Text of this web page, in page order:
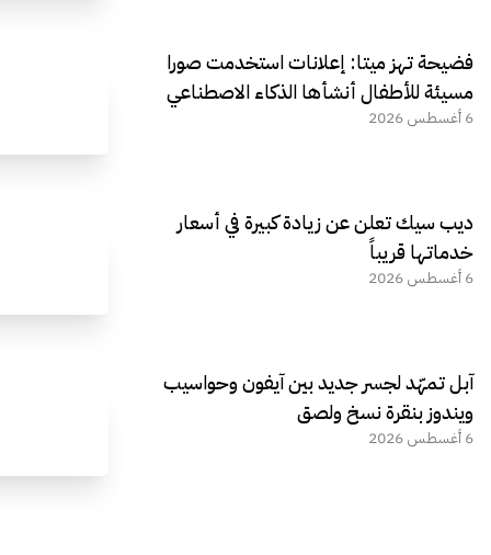
فضيحة تهز ميتا: إعلانات استخدمت صورا
مسيئة للأطفال أنشأها الذكاء الاصطناعي
6 أغسطس 2026
ديب سيك تعلن عن زيادة كبيرة في أسعار
خدماتها قريباً
6 أغسطس 2026
آبل تمهّد لجسر جديد بين آيفون وحواسيب
ويندوز بنقرة نسخ ولصق
6 أغسطس 2026